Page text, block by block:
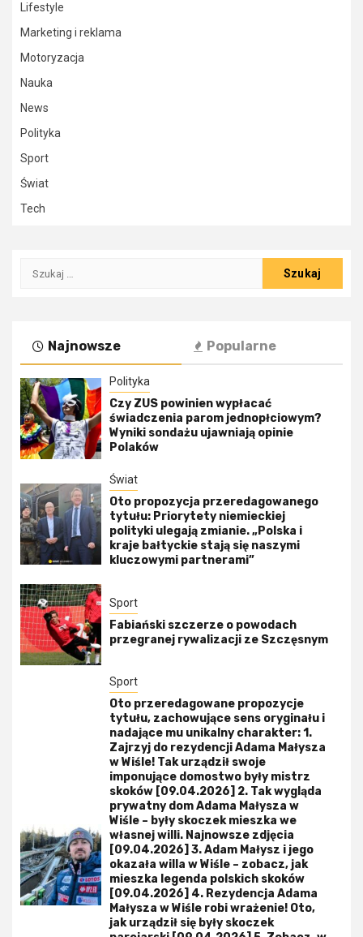
Lifestyle
Marketing i reklama
Motoryzacja
Nauka
News
Polityka
Sport
Świat
Tech
Szukaj:
Najnowsze Popularne
Polityka
Czy ZUS powinien wypłacać
świadczenia parom jednopłciowym?
Wyniki sondażu ujawniają opinie
Polaków
Świat
Oto propozycja przeredagowanego
tytułu: Priorytety niemieckiej
polityki ulegają zmianie. „Polska i
kraje bałtyckie stają się naszymi
kluczowymi partnerami”
Sport
Fabiański szczerze o powodach
przegranej rywalizacji ze Szczęsnym
Sport
Oto przeredagowane propozycje
tytułu, zachowujące sens oryginału i
nadające mu unikalny charakter: 1.
Zajrzyj do rezydencji Adama Małysza
w Wiśle! Tak urządził swoje
imponujące domostwo były mistrz
skoków [09.04.2026] 2. Tak wygląda
prywatny dom Adama Małysza w
Wiśle – były skoczek mieszka we
własnej willi. Najnowsze zdjęcia
[09.04.2026] 3. Adam Małysz i jego
okazała willa w Wiśle – zobacz, jak
mieszka legenda polskich skoków
[09.04.2026] 4. Rezydencja Adama
Małysza w Wiśle robi wrażenie! Oto,
jak urządził się były skoczek